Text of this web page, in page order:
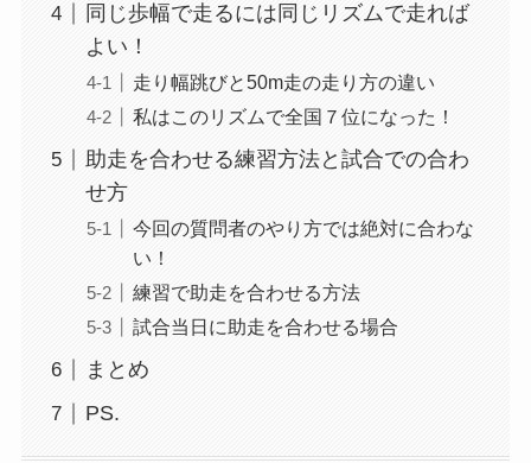
同じ歩幅で走るには同じリズムで走れば
よい！
走り幅跳びと50m走の走り方の違い
私はこのリズムで全国７位になった！
助走を合わせる練習方法と試合での合わ
せ方
今回の質問者のやり方では絶対に合わな
い！
練習で助走を合わせる方法
試合当日に助走を合わせる場合
まとめ
PS.